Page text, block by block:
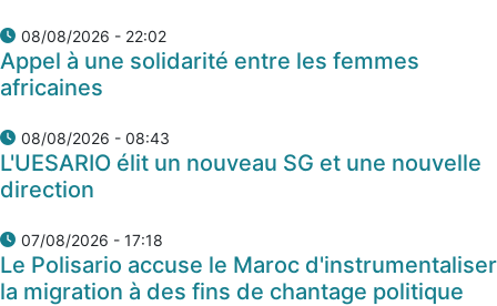
08/08/2026 - 22:02
Appel à une solidarité entre les femmes
africaines
08/08/2026 - 08:43
L'UESARIO élit un nouveau SG et une nouvelle
direction
07/08/2026 - 17:18
Le Polisario accuse le Maroc d'instrumentaliser
la migration à des fins de chantage politique